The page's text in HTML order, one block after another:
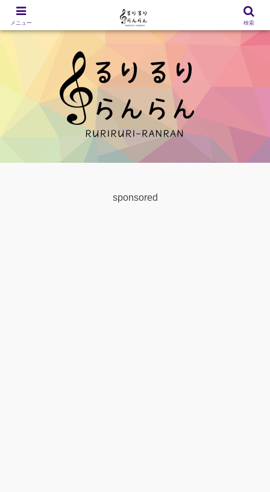
sponsored
メニュー 検索